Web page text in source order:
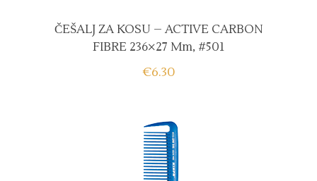
ČEŠALJ ZA KOSU – ACTIVE CARBON
FIBRE 236×27 Mm, #501
€6.30